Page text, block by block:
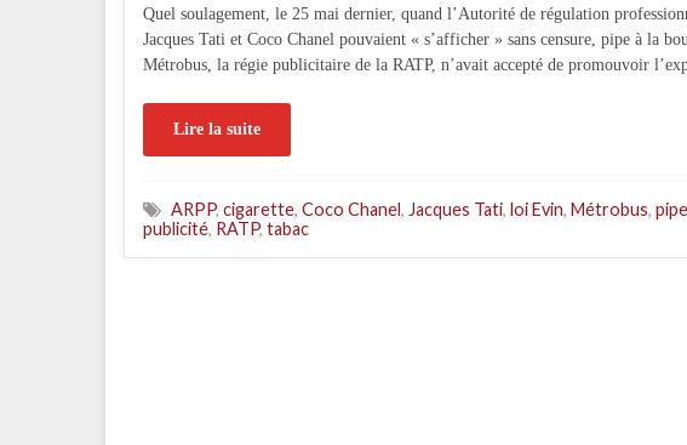
Quel soulagement, le 25 mai dernier, quand l’Autorité de régulation
Jacques Tati et Coco Chanel pouvaient « s’afficher » sans censure, pipe à la
Métrobus, la régie publicitaire de la RATP, n’avait accepté de promouvoir
Lire la suite
ARPP, cigarette, Coco Chanel, Jacques Tati, loi Evin, Métrobus, pipe
publicité, RATP, tabac